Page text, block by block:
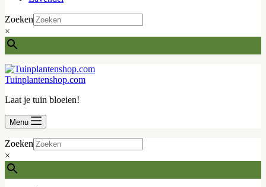
Zoeken
×
Tuinplantenshop.com
Laat je tuin bloeien!
Menu
Zoeken
×